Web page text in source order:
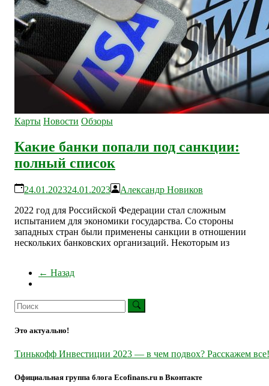
Карты Новости Обзоры
Какие банки попали под санкции:
полный список
24.01.202324.01.2023
Александр Новиков
2022 год для Российской Федерации стал сложным
испытанием для экономики государства. Со стороны
западных стран были применены санкции в отношении
нескольких банковских организаций. Некоторым из
← Назад
Это актуально!
Тинькофф Инвестиции 2023 — в чем подвох? Расскажем все!
Официальная группа блога Ecofinans.ru в Вконтакте